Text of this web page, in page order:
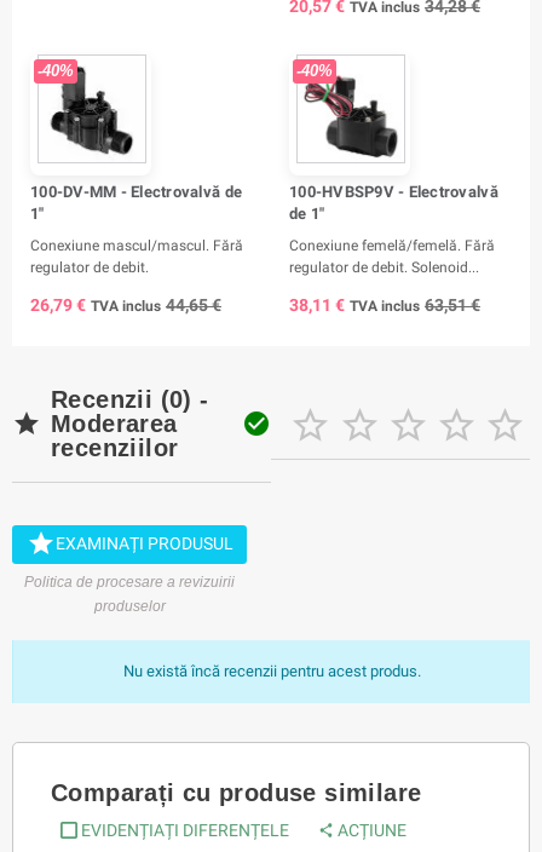
20,57 € TVA inclus 34,28 €
-40%
100-DV-MM - Electrovalvă de
1"
Conexiune mascul/mascul. Fără
regulator de debit.
26,79 € TVA inclus 44,65 €
-40%
100-HVBSP9V - Electrovalvă
de 1"
Conexiune femelă/femelă. Fără
regulator de debit. Solenoid...
38,11 € TVA inclus 63,51 €

Recenzii (0) -
Moderarea
recenziilor
     
EXAMINAȚI PRODUSUL
Politica de procesare a revizuirii
produselor
Nu există încă recenzii pentru acest produs.
Comparați cu produse similare
EVIDENȚIAȚI DIFERENȚELE
ACȚIUNE